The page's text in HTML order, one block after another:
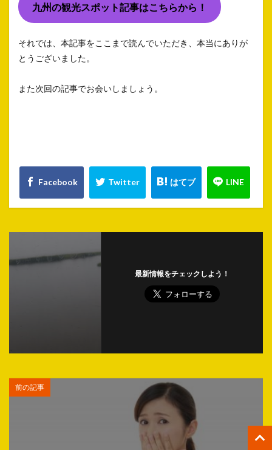
九州の観光スポット記事はこちらから！
それでは、本記事をここまで読んでいただき、本当にありが
とうございました。
また次回の記事でお会いしましょう。
最新情報をチェックしよう！
前の記事